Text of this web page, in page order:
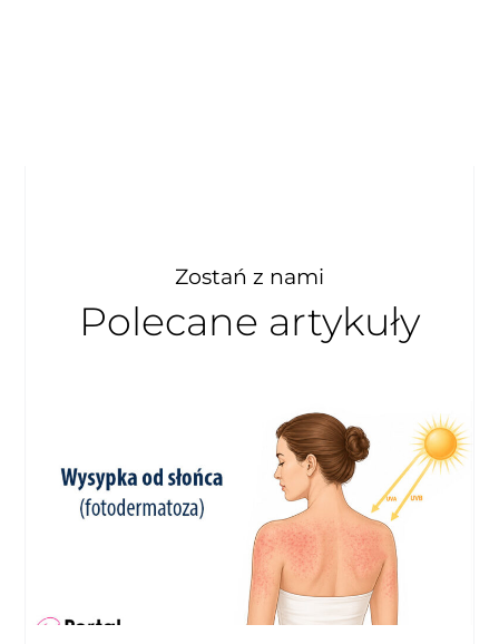
Zostań z nami
Polecane artykuły